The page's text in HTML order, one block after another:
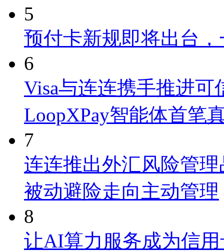
5
预付卡新规即将出台
6
Visa与连连携手推进
LoopXPay智能体首笔
7
连连推出外汇风险管
被动避险走向主动管理
8
让AI算力服务成为信